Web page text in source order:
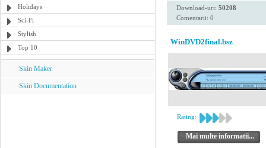
Holidays
Sci-Fi
Stylish
Top 10
Skin Maker
Skin Documentation
Download-uri: 50208
Comentarii: 0
WinDVD2final.bsz
Rating:
Mai multe informatii...